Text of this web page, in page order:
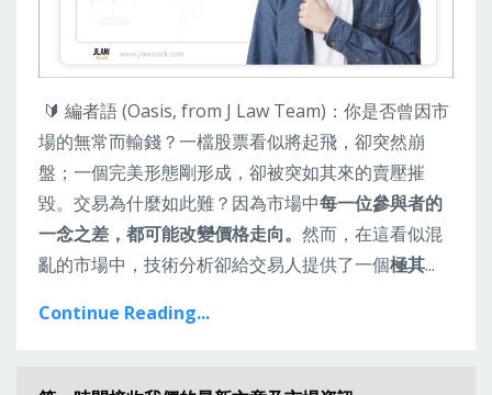
🔰 編者語 (Oasis, from J Law Team)： 你是否曾因市
場的無常而輸錢？一檔股票看似將起飛，卻突然崩
盤；一個完美形態剛形成，卻被突如其來的賣壓摧
毀。交易為什麼如此難？因為市場中每一位參與者的
一念之差，都可能改變價格走向。 然而，在這看似混
亂的市場中，技術分析卻給交易人提供了一個極其...
Continue Reading...